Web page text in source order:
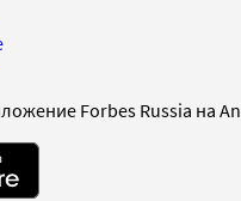
Forbes Russia на